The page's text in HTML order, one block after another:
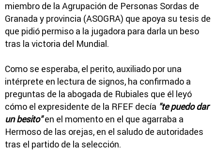
miembro de la Agrupación de Personas Sordas de
Granada y provincia (ASOGRA) que apoya su tesis de
que pidió permiso a la jugadora para darla un beso
tras la victoria del Mundial.
Como se esperaba, el perito, auxiliado por una
intérprete en lectura de signos, ha confirmado a
preguntas de la abogada de Rubiales que él leyó
cómo el expresidente de la RFEF decía "te puedo dar
un besito" en el momento en el que agarraba a
Hermoso de las orejas, en el saludo de autoridades
tras el partido de la selección.